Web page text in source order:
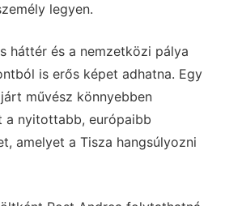
legyen.
háttér és a nemzetközi pálya
is erős képet adhatna. Egy
művész könnyebben
a nyitottabb, európaibb
amelyet a Tisza hangsúlyozni